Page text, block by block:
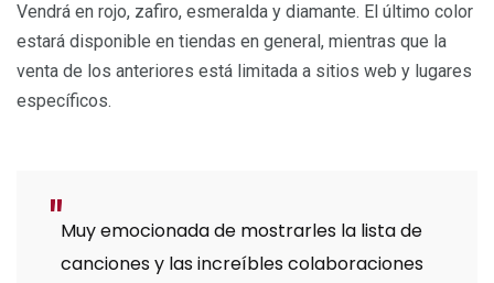
Vendrá en rojo, zafiro, esmeralda y diamante. El último color
estará disponible en tiendas en general, mientras que la
venta de los anteriores está limitada a sitios web y lugares
específicos.
Muy emocionada de mostrarles la lista de
canciones y las increíbles colaboraciones